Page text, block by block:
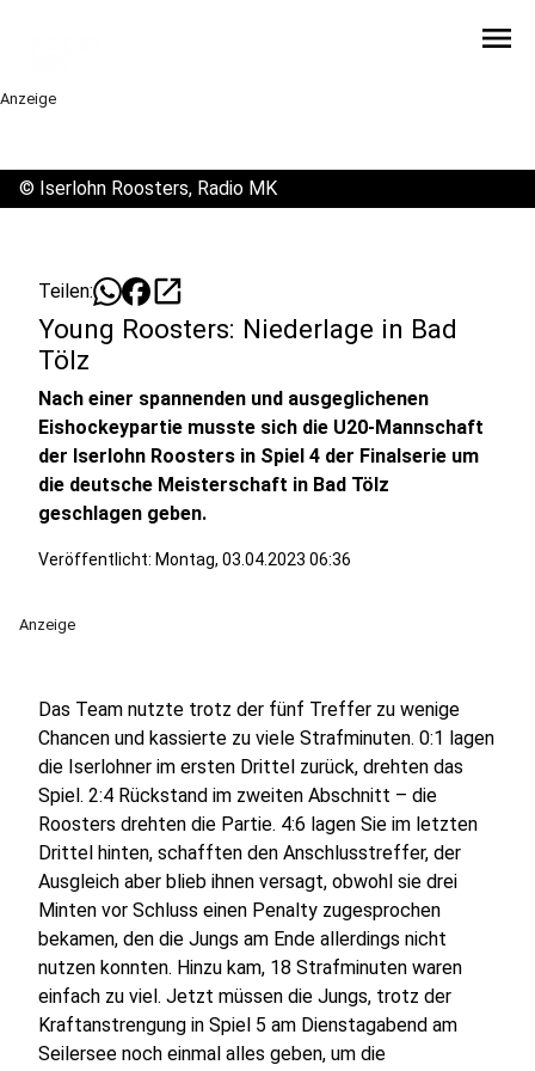
menu
Anzeige
© Iserlohn Roosters, Radio MK
Teilen: open_in_new
Young Roosters: Niederlage in Bad
Tölz
Nach einer spannenden und ausgeglichenen
Eishockeypartie musste sich die U20-Mannschaft
der Iserlohn Roosters in Spiel 4 der Finalserie um
die deutsche Meisterschaft in Bad Tölz
geschlagen geben.
Veröffentlicht: Montag, 03.04.2023 06:36
Anzeige
Das Team nutzte trotz der fünf Treffer zu wenige
Chancen und kassierte zu viele Strafminuten. 0:1 lagen
die Iserlohner im ersten Drittel zurück, drehten das
Spiel. 2:4 Rückstand im zweiten Abschnitt – die
Roosters drehten die Partie. 4:6 lagen Sie im letzten
Drittel hinten, schafften den Anschlusstreffer, der
Ausgleich aber blieb ihnen versagt, obwohl sie drei
Minten vor Schluss einen Penalty zugesprochen
bekamen, den die Jungs am Ende allerdings nicht
nutzen konnten. Hinzu kam, 18 Strafminuten waren
einfach zu viel. Jetzt müssen die Jungs, trotz der
Kraftanstrengung in Spiel 5 am Dienstagabend am
Seilersee noch einmal alles geben, um die